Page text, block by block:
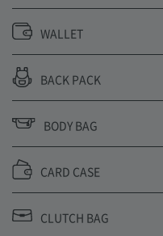
WALLET
BACK PACK
BODY BAG
CARD CASE
CLUTCH BAG